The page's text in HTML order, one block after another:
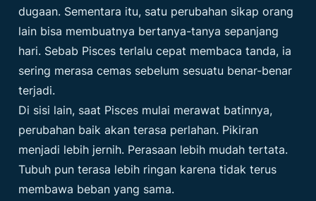
dugaan. Sementara itu, satu perubahan sikap orang
lain bisa membuatnya bertanya-tanya sepanjang
hari. Sebab Pisces terlalu cepat membaca tanda, ia
sering merasa cemas sebelum sesuatu benar-benar
terjadi.
Di sisi lain, saat Pisces mulai merawat batinnya,
perubahan baik akan terasa perlahan. Pikiran
menjadi lebih jernih. Perasaan lebih mudah tertata.
Tubuh pun terasa lebih ringan karena tidak terus
membawa beban yang sama.